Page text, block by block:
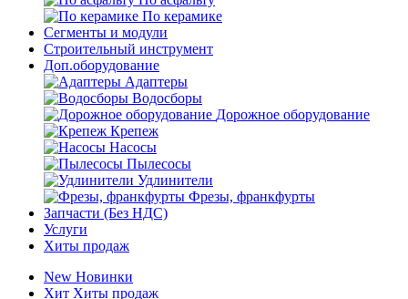
По керамике
Сегменты и модули
Строительный инструмент
Доп.оборудование
Адаптеры
Водосборы
Дорожное оборудование
Крепеж
Насосы
Пылесосы
Удлинители
Фрезы, франкфурты
Запчасти (Без НДС)
Услуги
Хиты продаж
New Новинки
Хит Хиты продаж